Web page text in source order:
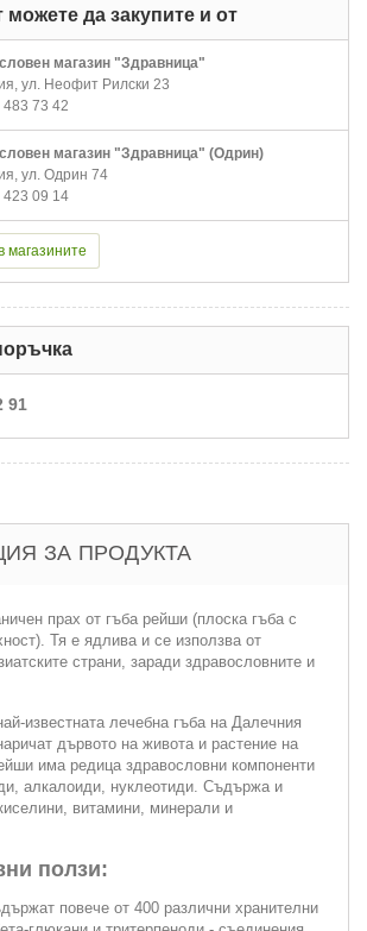
можете да закупите и от
магазин "Здравница"
ул. Неофит Рилски 23
483 73 42
магазин "Здравница" (Одрин)
ул. Одрин 74
423 09 14
магазините
91
ЗА ПРОДУКТА
прах от гъба рейши (плоска гъба с
Тя е ядлива и се използва от
страни, заради здравословните и
известната лечебна гъба на Далечния
дървото на живота и растение на
има редица здравословни компоненти
алкалоиди, нуклеотиди. Съдържа и
витамини, минерали и
ползи:
повече от 400 различни хранителни